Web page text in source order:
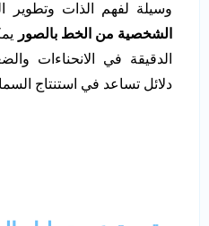
وسيلة لفهم الذات وتطوير
الشخصية من الخط بالصور
الدقيقة في الانحناءات
دلائل تساعد في استنتاج